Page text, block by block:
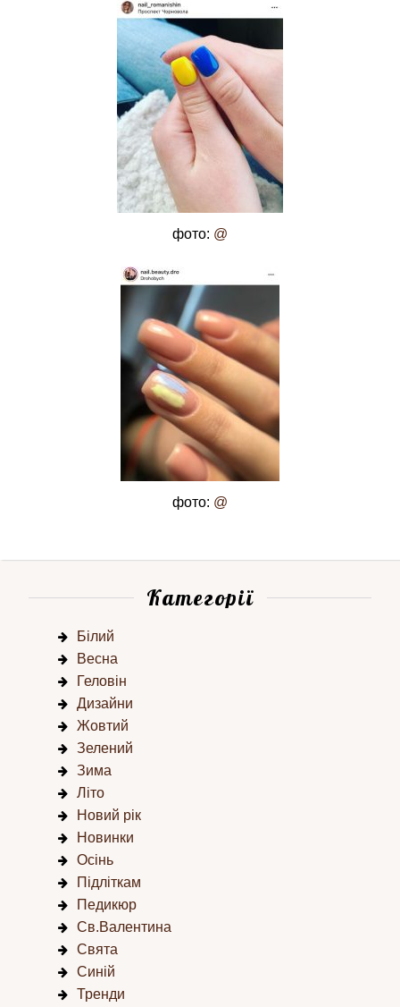
фото: @
фото: @
Категорії
Білий
Весна
Геловін
Дизайни
Жовтий
Зелений
Зима
Літо
Новий рік
Новинки
Осінь
Підліткам
Педикюр
Св.Валентина
Свята
Синій
Тренди